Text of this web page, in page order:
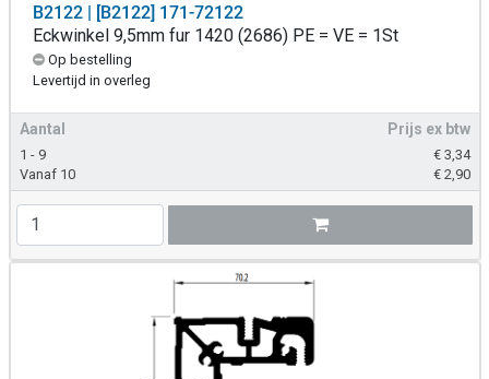
B2122 | [B2122] 171-72122
Eckwinkel 9,5mm fur 1420 (2686) PE = VE = 1St
Op bestelling
Levertijd in overleg
Aantal Prijs ex btw
1 - 9 € 3,34
Vanaf 10
€ 2,90